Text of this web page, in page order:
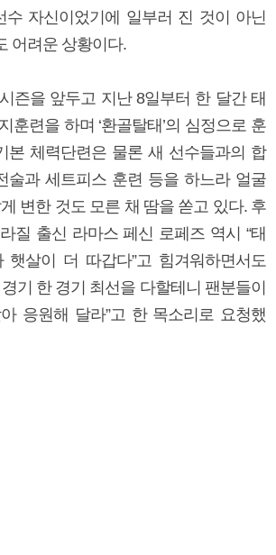
수 자신이었기에 일부러 진 것이 아닌
어려운 상황이다.
즌을 앞두고 지난 8일부터 한 달간 태
훈련을 하며 ‘환골탈태’의 심정으로 훈
본 체력단련은 물론 새 선수들과의 합
술과 세트피스 훈련 등을 하느라 얼굴
변한 것도 모른 채 땀을 쏟고 있다. 후
질 출신 라마스 페신 로페즈 역시 “태
햇살이 더 따갑다”고 힘겨워하면서도
기 한 경기 최선을 다할테니 팬분들이
응원해 달라”고 한 목소리로 요청했